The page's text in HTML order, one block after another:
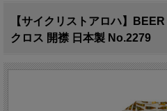
【サイクリストアロハ】
クロス 開襟 日本製 No.2279